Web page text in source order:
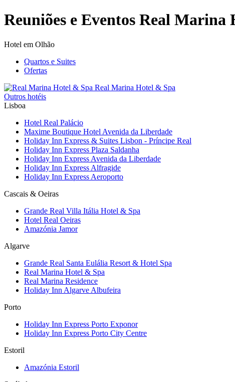
Reuniões e Eventos Real Marina
Hotel em Olhão
Quartos e Suites
Ofertas
Real Marina Hotel & Spa
Outros hotéis
Lisboa
Hotel Real Palácio
Maxime Boutique Hotel Avenida da Liberdade
Holiday Inn Express & Suites Lisbon - Príncipe Real
Holiday Inn Express Plaza Saldanha
Holiday Inn Express Avenida da Liberdade
Holiday Inn Express Alfragide
Holiday Inn Express Aeroporto
Cascais & Oeiras
Grande Real Villa Itália Hotel & Spa
Hotel Real Oeiras
Amazónia Jamor
Algarve
Grande Real Santa Eulália Resort & Hotel Spa
Real Marina Hotel & Spa
Real Marina Residence
Holiday Inn Algarve Albufeira
Porto
Holiday Inn Express Porto Exponor
Holiday Inn Express Porto City Centre
Estoril
Amazónia Estoril